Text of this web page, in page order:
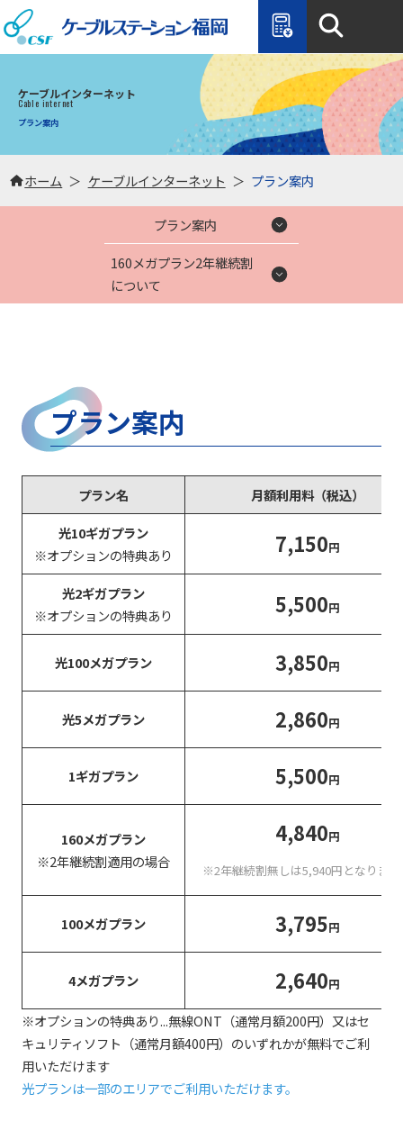
ケー
ケーブルインターネット
Cable internet
プラン案内
ホーム ケーブルインターネット プラン案内
プラン案内
160メガプラン2年継続割
について
プラン案内
プラン名
月額利用料（税込）
光10ギガプラン
※オプションの特典あり
7,150円
光2ギガプラン
※オプションの特典あり
5,500円
光100メガプラン 3,850円
光5メガプラン 2,860円
1ギガプラン 5,500円
160メガプラン
※2年継続割適用の場合
4,840円
※2年継続割無しは5,940円となりま
100メガプラン 3,795円
4メガプラン 2,640円
※オプションの特典あり...無線ONT（通常月額200円）又はセ
キュリティソフト（通常月額400円）のいずれかが無料でご利
用いただけます
光プランは一部のエリアでご利用いただけます。